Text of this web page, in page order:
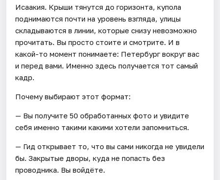
Исаакия. Крыши тянутся до горизонта, купола
поднимаются почти на уровень взгляда, улицы
складываются в линии, которые снизу невозможно
прочитать. Вы просто стоите и смотрите. И в
какой-то момент понимаете: Петербург вокруг вас
и перед вами. Именно здесь получается тот самый
кадр.
Почему выбирают этот формат:
— Вы получите 50 обработанных фото и увидите
себя именно такими какими хотели запомниться.
— Гид открывает то, что вы сами никогда не увидели
бы. Закрытые дворы, куда не попасть без
проводника. Вы войдёте.